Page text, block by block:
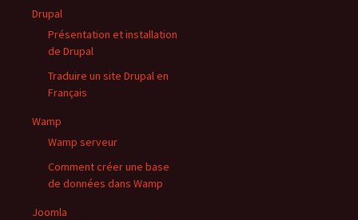
Drupal
Présentation et installation
de Drupal
Traduire un site Drupal en
Français
Wamp
Wamp serveur
Comment créer une base
de données dans Wamp
Joomla